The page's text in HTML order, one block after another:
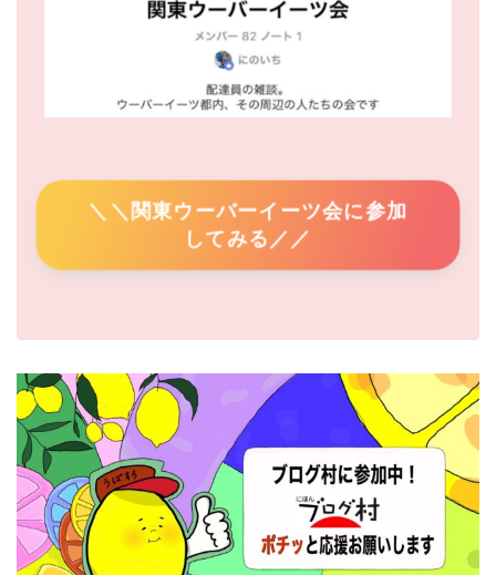
＼＼関東ウーバーイーツ会に参加
してみる／／